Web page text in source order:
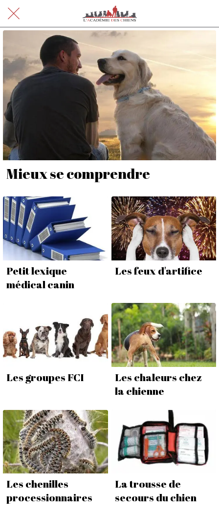
Mieux se comprendre
Petit lexique
médical canin
Les feux d'artifice
Les groupes FCI
Les chaleurs chez
la chienne
Les chenilles
processionnaires
La trousse de
secours du chien